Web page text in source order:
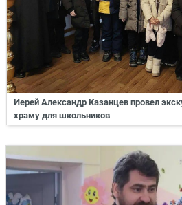
Иерей Александр Казанцев провел
храму для школьников